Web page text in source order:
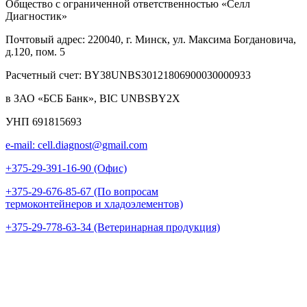
Общество с ограниченной ответственностью «Селл
Диагностик»
Почтовый адрес: 220040, г. Минск, ул. Максима Богдановича,
д.120, пом. 5
Расчетный счет: BY38UNBS30121806900030000933
в ЗАО «БСБ Банк», BIC UNBSBY2X
УНП 691815693
e-mail: cell.diagnost@gmail.com
+375-29-391-16-90 (Офис)
+375-29-676-85-67 (По вопросам
термоконтейнеров и хладоэлементов)
+375-29-778-63-34 (Ветеринарная продукция)